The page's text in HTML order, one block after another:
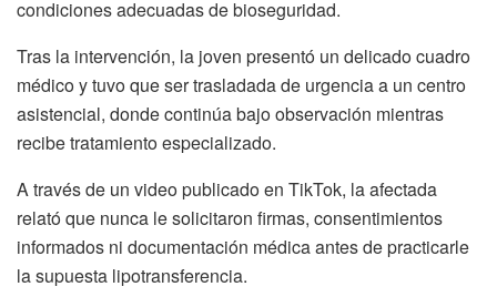
condiciones adecuadas de bioseguridad.
Tras la intervención, la joven presentó un delicado cuadro
médico y tuvo que ser trasladada de urgencia a un centro
asistencial, donde continúa bajo observación mientras
recibe tratamiento especializado.
A través de un video publicado en TikTok, la afectada
relató que nunca le solicitaron firmas, consentimientos
informados ni documentación médica antes de practicarle
la supuesta lipotransferencia.